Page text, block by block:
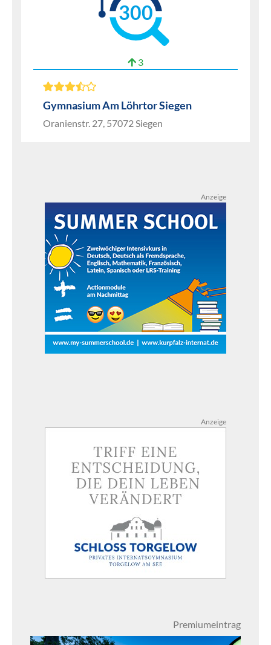
300
3
Gymnasium Am Löhrtor Siegen
Oranienstr. 27, 57072 Siegen
Anzeige
Anzeige
Premiumeintrag